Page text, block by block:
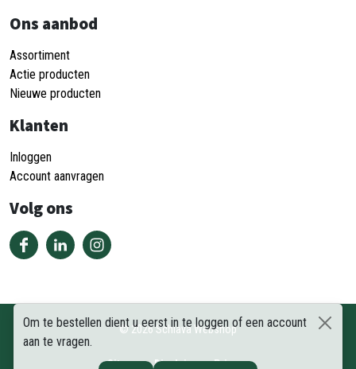
Om te bestellen dient u eerst in te loggen of een account
aan te vragen.
Ons aanbod
Assortiment
Actie producten
Nieuwe producten
Klanten
Inloggen
Account aanvragen
Volg ons
©2026Schiava Webshop
Sitemap Disclaimer Privacy